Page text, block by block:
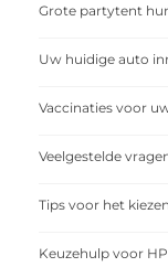
Grote partytent
Uw huidige auto
Vaccinaties voor
Veelgestelde
Tips voor het
Keuzehulp voor